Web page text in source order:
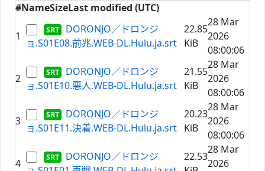
#NameSizeLast modified (UTC)
1
DORONJO／ドロンジ
ョ.S01E08.前兆.WEB-DL.Hulu.ja.srt
22.85
KiB
28 Mar
2026
08:00:06
2
DORONJO／ドロンジ
ョ.S01E10.悪人.WEB-DL.Hulu.ja.srt
21.55
KiB
28 Mar
2026
08:00:06
3
DORONJO／ドロンジ
ョ.S01E11.決着.WEB-DL.Hulu.ja.srt
20.23
KiB
28 Mar
2026
08:00:06
4
DORONJO／ドロンジ
22.53
28 Mar
2026